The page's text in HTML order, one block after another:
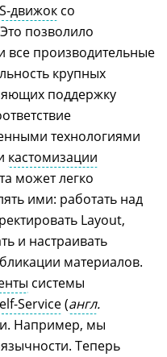
движок со
позволило
все производительные
крупных
поддержку
технологиями
кастомизации
может легко
ими: работать над
Layout,
и настраивать
материалов.
системы
Service(англ.
Например, мы
Теперь